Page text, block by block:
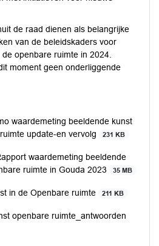
de raad dienen als belangrijke
van de beleidskaders voor
openbare ruimte in 2024.
moment geen onderliggende
waardemeting beeldende kunst
update-en vervolg
231 KB
waardemeting beeldende
ruimte in Gouda 2023
35 MB
in de Openbare ruimte 211 KB
openbare ruimte_antwoorden